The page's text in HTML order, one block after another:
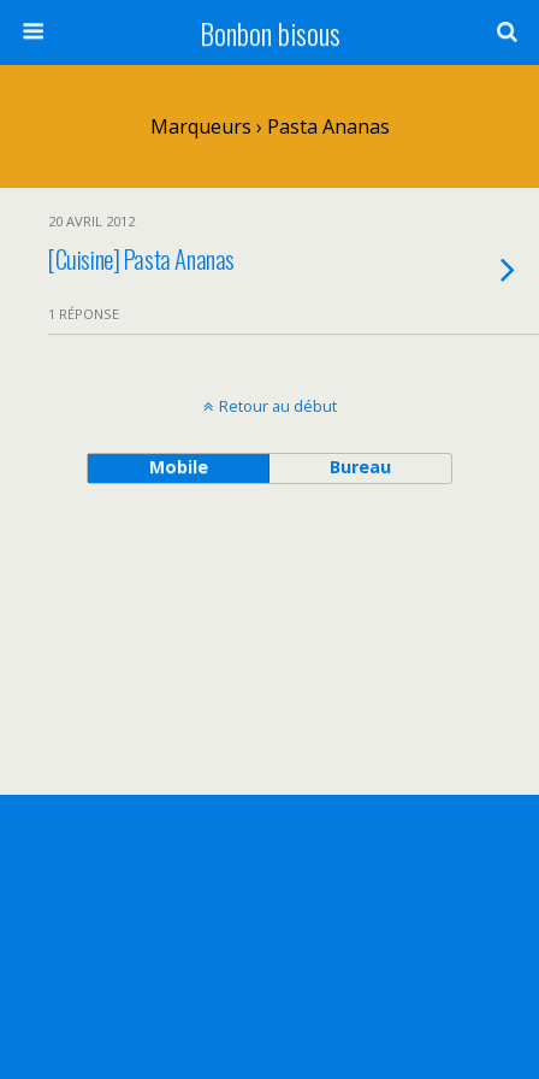
Bonbon bisous
Marqueurs › Pasta Ananas
20 AVRIL 2012
[Cuisine] Pasta Ananas
1 RÉPONSE
Retour au début
Mobile Bureau